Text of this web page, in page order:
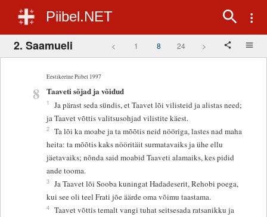
Piibel.NET
2. Saamueli < 1 8 24 >
Eestikeelne Piibel 1997
8 Taaveti sõjad ja võidud
1
Ja pärast seda sündis, et Taavet lõi vilisteid ja alistas need;
ja Taavet võttis valitsusohjad vilistite käest.
2 Ta lõi ka moabe ja ta mõõtis neid nööriga, lastes nad maha
heita: ta mõõtis kaks nööritäit surmatavaiks ja ühe ellu
jäetavaiks; nõnda said moabid Taaveti alamaiks, kes pidid
ande tooma.
3 Ja Taavet lõi Sooba kuningat Hadadeserit, Rehobi poega,
kui see oli teel Frati jõe äärde oma võimu taastama.
4 Taavet võttis temalt vangi tuhat seitsesada ratsanikku ja